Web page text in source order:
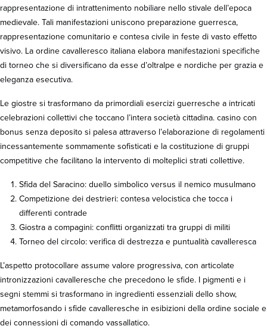
rappresentazione di intrattenimento nobiliare nello stivale dell’epoca
medievale. Tali manifestazioni uniscono preparazione guerresca,
rappresentazione comunitario e contesa civile in feste di vasto effetto
visivo. La ordine cavalleresco italiana elabora manifestazioni specifiche
di torneo che si diversificano da esse d’oltralpe e nordiche per grazia e
eleganza esecutiva.
Le giostre si trasformano da primordiali esercizi guerresche a intricati
celebrazioni collettivi che toccano l’intera società cittadina. casino con
bonus senza deposito si palesa attraverso l’elaborazione di regolamenti
incessantemente sommamente sofisticati e la costituzione di gruppi
competitive che facilitano la intervento di molteplici strati collettive.
Sfida del Saracino: duello simbolico versus il nemico musulmano
Competizione dei destrieri: contesa velocistica che tocca i
differenti contrade
Giostra a compagini: conflitti organizzati tra gruppi di militi
Torneo del circolo: verifica di destrezza e puntualità cavalleresca
L’aspetto protocollare assume valore progressiva, con articolate
intronizzazioni cavalleresche che precedono le sfide. I pigmenti e i
segni stemmi si trasformano in ingredienti essenziali dello show,
metamorfosando i sfide cavalleresche in esibizioni della ordine sociale e
dei connessioni di comando vassallatico.